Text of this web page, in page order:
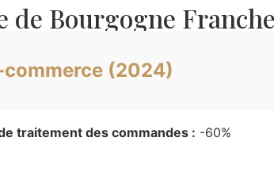
Bourgogne
commerce (2024)
traitement des commandes : -60%